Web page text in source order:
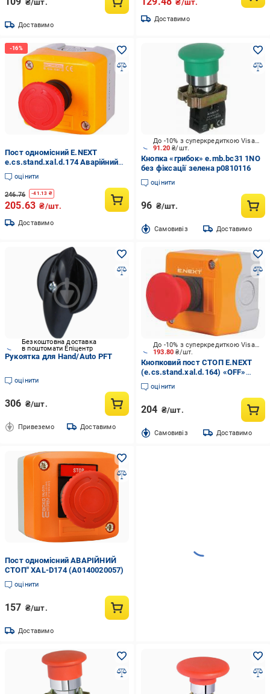
₴/шт.
Доставимо
₴/шт.
Доставимо
Пост одномісний E.NEXT
e.cs.stand.xal.d.174 Аварійний
Стоп 4.5А 230V 1NC IP54 грибок
розблокування поворотом
(s006016)
оцінити
246.76 -41.13 ₴
205.63 ₴/шт.
Доставимо
91.20₴/шт.
До -10% з суперкредиткою Visa Вигода
Кнопка «грибок» e.mb.bc31 1NO
без фіксації зелена p0810116
оцінити
96 ₴/шт.
Cамовивіз Доставимо
Безкоштовна доставка
в поштомати Епіцентр
Рукоятка для Hand/Auto PFT
оцінити
306 ₴/шт.
Привеземо Доставимо
193.80₴/шт.
До -10% з суперкредиткою Visa Вигода
Кнопковий пост СТОП E.NEXT
(e.cs.stand.xal.d.164) «OFF»
червоний s006015
оцінити
204 ₴/шт.
Cамовивіз Доставимо
Пост одномісний АВАРІЙНИЙ
СТОП" XAL-D174 (A0140020057)
оцінити
157 ₴/шт.
Доставимо